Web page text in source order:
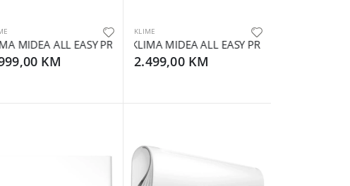
12000BTU
MIDEA ALL EASY PRO INVERTER 18000BTU
KM
KLIME
KLIMA MIDEA ALL EASY PRO INVERTER
2.499,00 KM